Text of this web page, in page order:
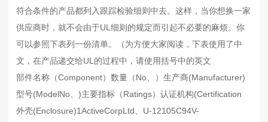
符合条件的产品都列入跟踪检验细则中去。这样，当你想换一家
供应商时，就不会由于UL细则的规定而引起不必要的麻烦。你
可以参照下表列一份清单。（为方便大家阅读，下表使用了中
文，在产品递交给UL的过程中，请使用括号中的英文
部件名称（Component）数量（No、）生产商(Manufacturer)
型号(ModelNo、)主要指标（Ratings）认证机构(Certification
外壳(Enclosure)1ActiveCorpLtd、U-12105C94V-